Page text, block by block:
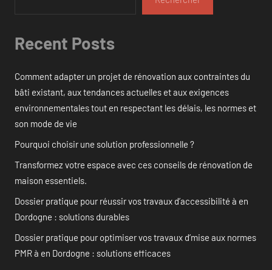
Recent Posts
Comment adapter un projet de rénovation aux contraintes du
bâti existant, aux tendances actuelles et aux exigences
environnementales tout en respectant les délais, les normes et
son mode de vie
Pourquoi choisir une solution professionnelle ?
Transformez votre espace avec ces conseils de rénovation de
maison essentiels.
Dossier pratique pour réussir vos travaux d’accessibilité à en
Dordogne : solutions durables
Dossier pratique pour optimiser vos travaux d’mise aux normes
PMR à en Dordogne : solutions efficaces